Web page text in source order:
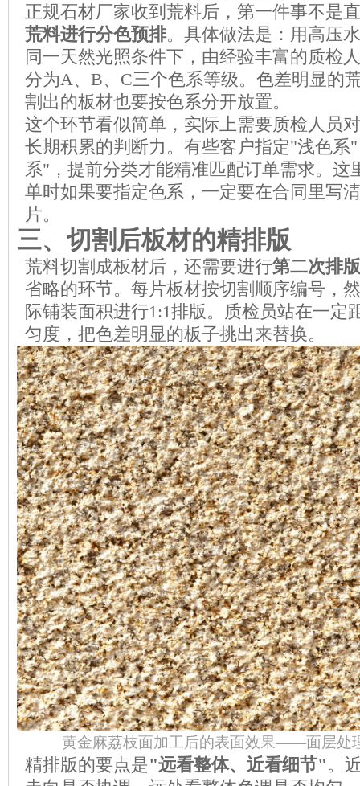
正规石材厂家收到荒料后，第一件事不是
荒料进行分色预排。具体做法是：用高压
同一天然光照条件下，由经验丰富的质检
分为A、B、C三个色系等级。色差明显的
割出的板材也要按色系分开放置。
这个环节看似简单，实际上需要质检人员
长期积累的判断力。有些客户指定"浅色系
系"，提前分类才能精准匹配订单需求。这
单时如果要指定色系，一定要在合同里写
片。
三、切割后板材的精排版
荒料切割成板材后，还需要进行第二次排版
省略的环节。每片板材按切割顺序编号，
际铺装面积进行1:1排版。质检员站在一定
匀度，把色差明显的板子挑出来替换。
黄金麻荔枝面加工后的表面效果——面层处
精排版的要点是"远看整体、近看细节"。